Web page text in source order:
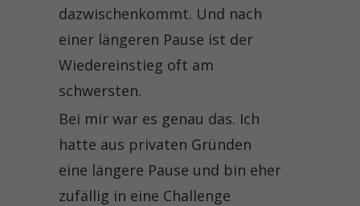
dazwischenkommt. Und nach
einer längeren Pause ist der
Wiedereinstieg oft am
schwersten.
Bei mir war es genau das. Ich
hatte aus privaten Gründen
eine längere Pause und bin eher
zufällig in eine Challenge